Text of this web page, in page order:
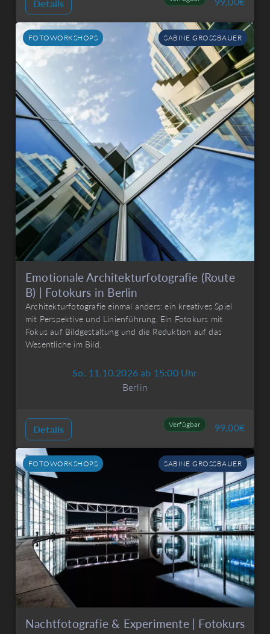
Details
FOTOWORKSHOPS SABINE GROSSBAUER
Emotionale Architekturfotografie (Route
B) | Fotokurs in Berlin
Architekturfotografie einmal anders: ein kreatives Spiel
mit Perspektive und Linienführung. Ein Fotokurs mit
Fokus auf Bildgestaltung und die Reduktion auf das
Wesentliche im Bild.
So. 11.10.2026 ab 15:00 Uhr
Berlin
Details Verfügbar 99,00€
FOTOWORKSHOPS SABINE GROSSBAUER
Nachtfotografie & Experimente | Fotokurs